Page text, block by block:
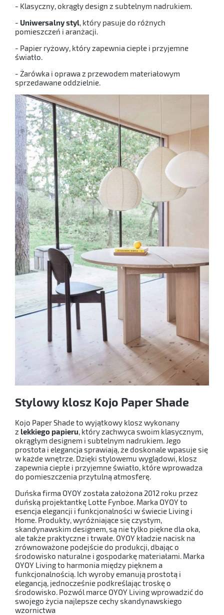
- Klasyczny, okrągły design z subtelnym nadrukiem.
- Uniwersalny styl, który pasuje do różnych
pomieszczeń i aranżacji.
- Papier ryżowy, który zapewnia ciepłe i przyjemne
światło.
- Żarówka i oprawa z przewodem materiałowym
sprzedawane oddzielnie.
Stylowy klosz Kojo Paper Shade
Kojo Paper Shade to wyjątkowy klosz wykonany
z lekkiego papieru, który zachwyca swoim klasycznym,
okrągłym designem i subtelnym nadrukiem. Jego
prostota i elegancja sprawiają, że doskonale wpasuje się
w każde wnętrze. Dzięki stylowemu wyglądowi, klosz
zapewnia ciepłe i przyjemne światło, które wprowadza
do pomieszczenia przytulną atmosferę.
Duńska firma OYOY została założona 2012 roku przez
duńską projektantkę Lotte Fynboe. Marka OYOY to
esencja elegancji i funkcjonalności w świecie Living i
Home. Produkty, wyróżniające się czystym,
skandynawskim designem, są nie tylko piękne dla oka,
ale także praktyczne i trwałe. OYOY kładzie nacisk na
zrównoważone podejście do produkcji, dbając o
środowisko naturalne i gospodarkę materiałami. Marka
OYOY Living to harmonia między pięknem a
funkcjonalnością. Ich wyroby emanują prostotą i
elegancją, jednocześnie podkreślając troskę o
środowisko. Pozwól marce OYOY Living wprowadzić do
swojego życia najlepsze cechy skandynawskiego
wzornictwa